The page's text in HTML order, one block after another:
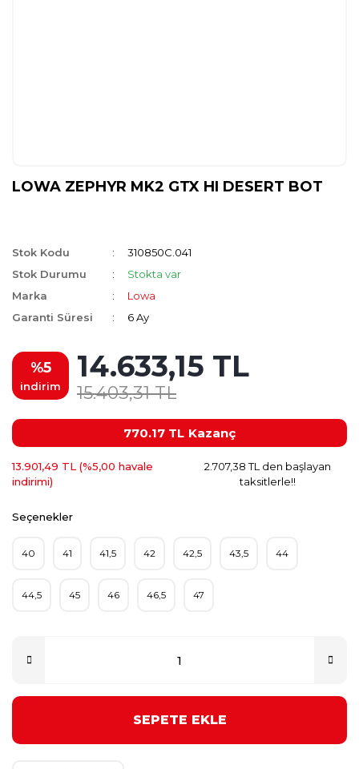
LOWA ZEPHYR MK2 GTX HI DESERT BOT
Stok Kodu
310850C.041
Stok Durumu
Stokta var
Marka
Lowa
Garanti Süresi
6 Ay
%5
indirim
14.633,15 TL
15.403,31 TL
770.17 TL Kazanç
13.901,49 TL (%5,00 havale
indirimi)
2.707,38 TL den başlayan
taksitlerle!!
Seçenekler
40 41 41,5 42 42,5 43,5 44
44,5 45 46 46,5 47
SEPETE EKLE